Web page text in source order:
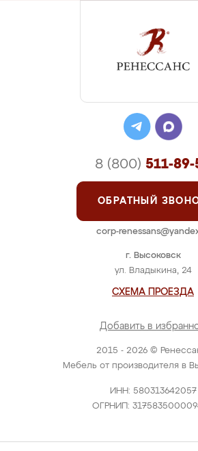
2015 - 2026 ©
Мебель от производителя в
ИНН: 580313642057
ОГРНИП:
г. Высоковск
ул. Владыкина, 24
СХЕМА ПРОЕЗДА
Добавить в
8 (800) 511-89-
ОБРАТНЫЙ
corp-